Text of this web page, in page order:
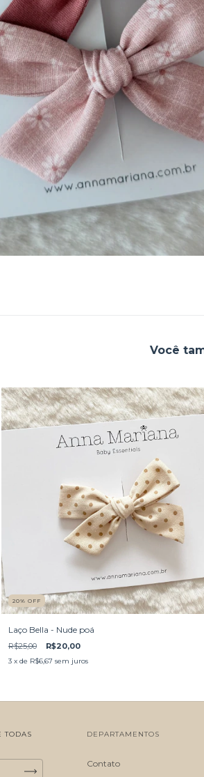
Você
20% OFF
Laço Bella - Nude poá
R$25,00 R$20,00
3 x de R$6,67 sem juros
TODAS
DEPARTAMENTOS
Contato